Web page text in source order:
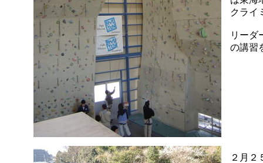
クライ
リーダ
の講習
２月